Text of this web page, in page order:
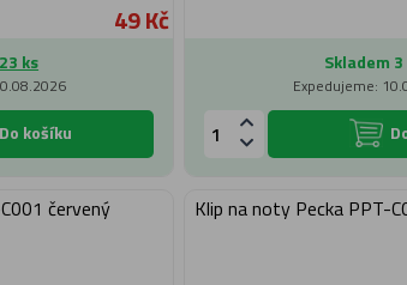
49 Kč
ks
Do košíku
Skladem
Expedujeme:
červený Klip na noty Pecka PPT-